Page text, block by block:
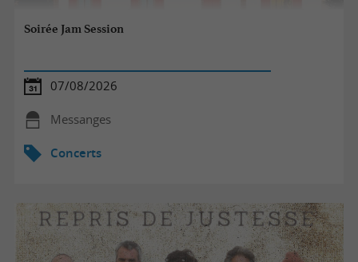
Soirée Jam Session
07/08/2026
Messanges
Concerts